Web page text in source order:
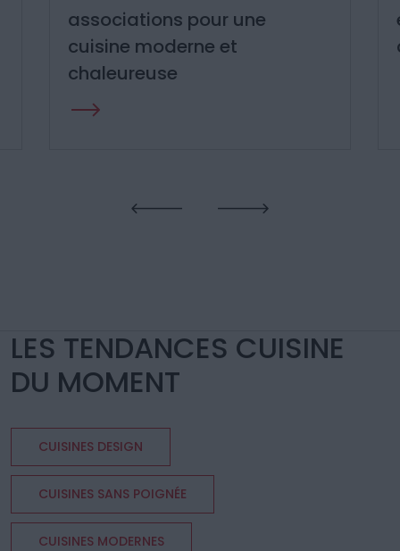
et associations pour une
cuisine moderne et élégante
LES TENDANCES CUISINE
DU MOMENT
CUISINES DESIGN
CUISINES SANS POIGNÉE
CUISINES MODERNES